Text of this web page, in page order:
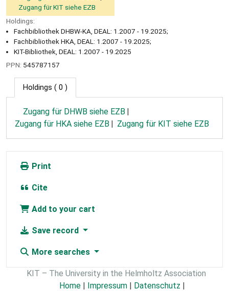
Zugang für KIT siehe EZB
Holdings:
Fachbibliothek DHBW-KA, DEAL: 1.2007 - 19.2025;
Fachbibliothek HKA, DEAL: 1.2007 - 19.2025;
KIT-Bibliothek, DEAL: 1.2007 - 19.2025
PPN: 545787157
Holdings ( 0 )
Zugang für DHWB siehe EZB
Zugang für HKA siehe EZB
Zugang für KIT siehe EZB
Print
Cite
Add to your cart
Save record
More searches
KIT – The University in the Helmholtz Association
Home | Impressum | Datenschutz |